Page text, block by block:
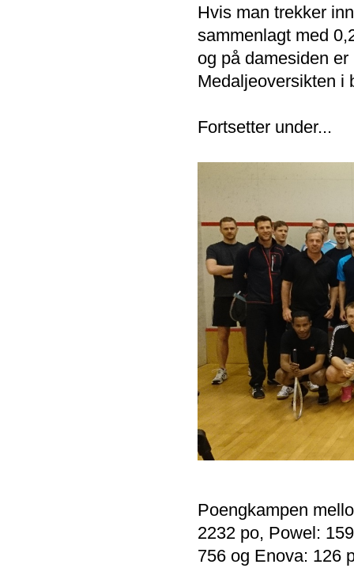
Hvis man trekker
sammenlagt med
og på damesiden
Medaljeoversikten i
Fortsetter under...
Poengkampen
2232 po, Powel:
756 og Enova: 126